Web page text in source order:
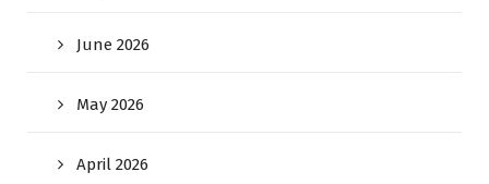
June 2026
May 2026
April 2026